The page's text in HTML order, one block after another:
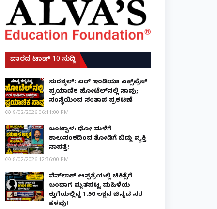
ವಾರದ ಟಾಪ್ 10 ಸುದ್ದಿ
ಸುರತ್ಕಲ್: ಏರ್ ಇಂಡಿಯಾ ಎಕ್ಸ್‌ಪ್ರೆಸ್
ಪ್ರಯಾಣಿಕ ಹೋಟೆಲ್‌ನಲ್ಲಿ ಸಾವು;
ಸಂಸ್ಥೆಯಿಂದ ಸಂತಾಪ ಪ್ರಕಟಣೆ
8/02/2026 06:11:00 PM
ಬಂಟ್ವಾಳ: ಧೋ ಮಳೆಗೆ
ಕಾಲುಸಂಕದಿಂದ ತೋಡಿಗೆ ಬಿದ್ದು ವ್ಯಕ್ತಿ
ನಾಪತ್ತೆ!
8/02/2026 12:36:00 PM
ವೆನ್‌ಲಾಕ್ ಆಸ್ಪತ್ರೆಯಲ್ಲಿ ಚಿಕಿತ್ಸೆಗೆ
ಬಂದಾಗ ಮೃತಪಟ್ಟ ಮಹಿಳೆಯ
ಕುತ್ತಿಗೆಯಲ್ಲಿದ್ದ ₹1.50 ಲಕ್ಷದ ಚಿನ್ನದ ಸರ
ಕಳವು!